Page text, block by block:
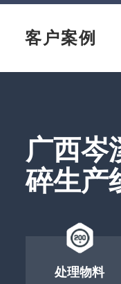
客户案例
广西岑
碎生产
处理物料